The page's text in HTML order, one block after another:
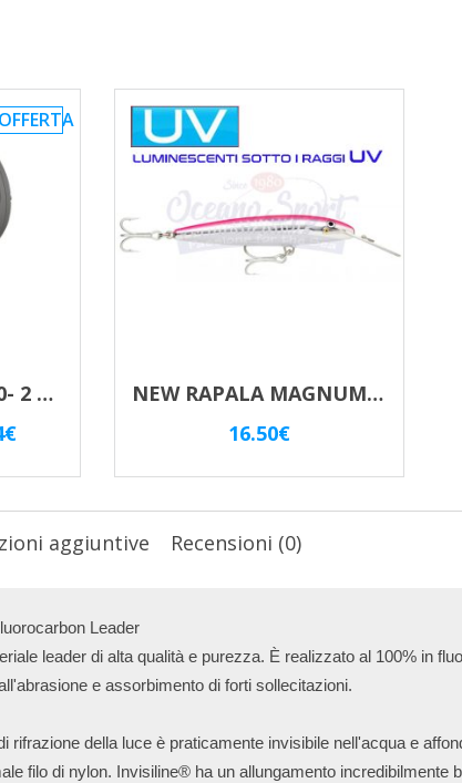
OFFERTA
FIN-NOR LETHAL 20- 2 SPEED LEVER DRAG
€Il
167.14€.
NEW RAPALA MAGNUM CD MAG 14 – HPU
16.50€
aggiuntive Recensioni (0)
Leader
leader di alta qualità e purezza. È realizzato al 100% in
e assorbimento di forti sollecitazioni.
rifrazione della luce è praticamente invisibile nell'acqua e
filo di nylon. Invisiline® ha un allungamento incredibilmente